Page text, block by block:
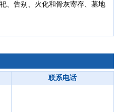
、告别、火化和骨灰寄存、墓地
联系电话